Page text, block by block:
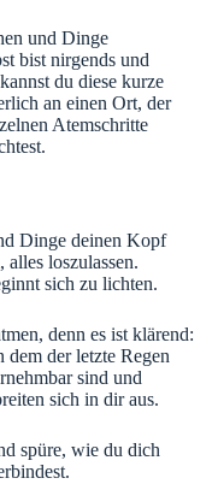
und Dinge
bist nirgends und
du diese kurze
an einen Ort, der
Atemschritte
Dinge deinen Kopf
loszulassen.
sich zu lichten.
denn es ist klärend:
der letzte Regen
sind und
sich in dir aus.
spüre, wie du dich